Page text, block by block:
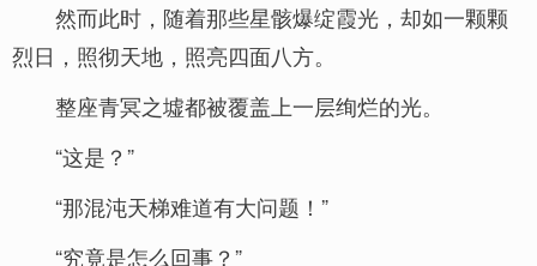
然而此时，随着那些星骸爆绽霞光，却如一颗颗
烈日，照彻天地，照亮四面八方。
整座青冥之墟都被覆盖上一层绚烂的光。
“这是？”
“那混沌天梯难道有大问题！”
“究竟是怎么回事？”